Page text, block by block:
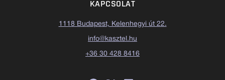
KAPCSOLAT
1118 Budapest, Kelenhegyi út 22.
info@kasztel.hu
+36 30 428 8416